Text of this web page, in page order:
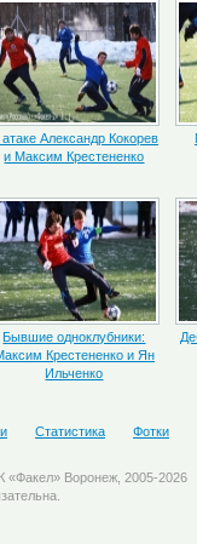
атаке Александр Кокорев
и Максим Крестененко
Бывшие одноклубники:
Крестененко и Ян
Ильченко
Статистика Фотки
Воронеж, 2005-2026